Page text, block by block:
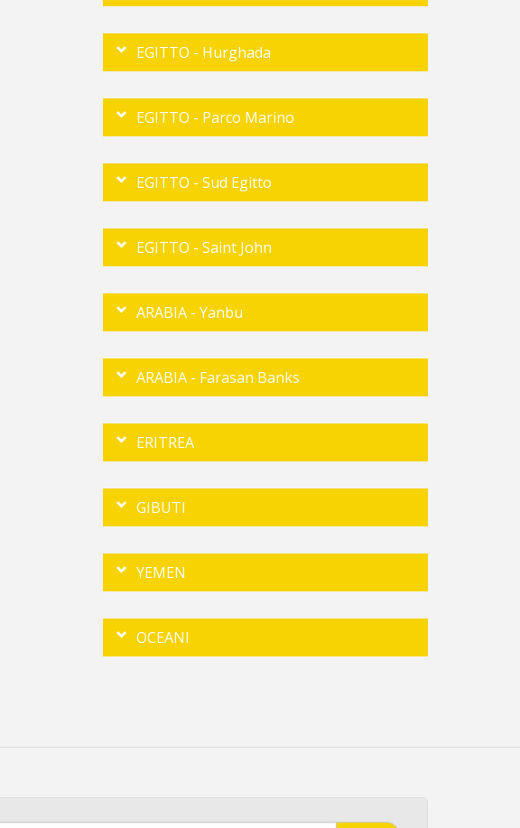
EGITTO - Hurghada
EGITTO - Parco Marino
EGITTO - Sud Egitto
EGITTO - Saint John
ARABIA - Yanbu
ARABIA - Farasan Banks
ERITREA
GIBUTI
YEMEN
OCEANI